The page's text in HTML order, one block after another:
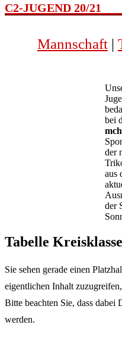
C2-JUGEND 20/21
Mannschaft |
bei
der
aus
der
Tabelle
Sie sehen gerade einen
eigentlichen Inhalt
Bitte beachten Sie, dass dabei
werden.